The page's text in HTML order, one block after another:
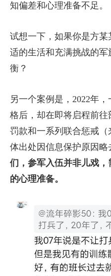
知偏差和心理准备不足。
试想一下，如果你是方
适的生活和充满挑战的
衡？
另一个案例是，2022年
格后，却在即将启程前
罚款和一系列联合惩戒
体出处因信息保护原因略
们，参军入伍并非儿戏
的心理准备。